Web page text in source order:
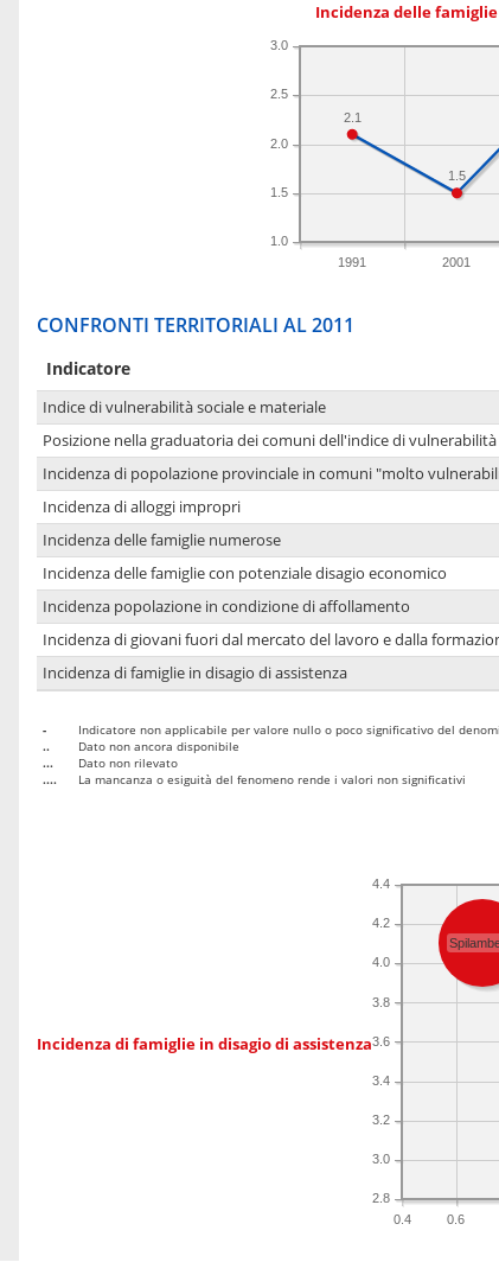
Incidenza delle
1991 2001
1.0
1.5
2.0
2.5
3.0
1.5
2.1
CONFRONTI TERRITORIALI AL 2011
Indicatore
Indice di vulnerabilità sociale e materiale
Posizione nella graduatoria dei comuni dell'indice di vulnerabilità
Incidenza di popolazione provinciale in comuni "molto
Incidenza di alloggi impropri
Incidenza delle famiglie numerose
Incidenza delle famiglie con potenziale disagio economico
Incidenza popolazione in condizione di affollamento
Incidenza di giovani fuori dal mercato del lavoro e dalla
Incidenza di famiglie in disagio di assistenza
-
Indicatore non applicabile per valore nullo o poco significativo del
..
Dato non ancora disponibile
...
Dato non rilevato
....
La mancanza o esiguità del fenomeno rende i valori non significativi
Incidenza di famiglie in disagio di assistenza
0.4 0.6
2.8
3.0
3.2
3.4
3.6
3.8
4.0
4.2
4.4